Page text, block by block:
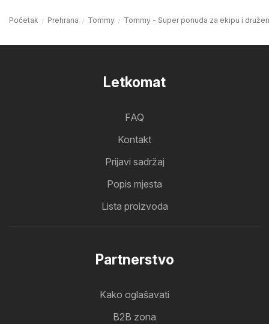
Početak Prehrana Tommy Tommy - Super ponuda za ekipu i
Letkomat
FAQ
Kontakt
Prijavi sadržaj
Popis mjesta
Lista proizvoda
Partnerstvo
Kako oglašavati
B2B zona